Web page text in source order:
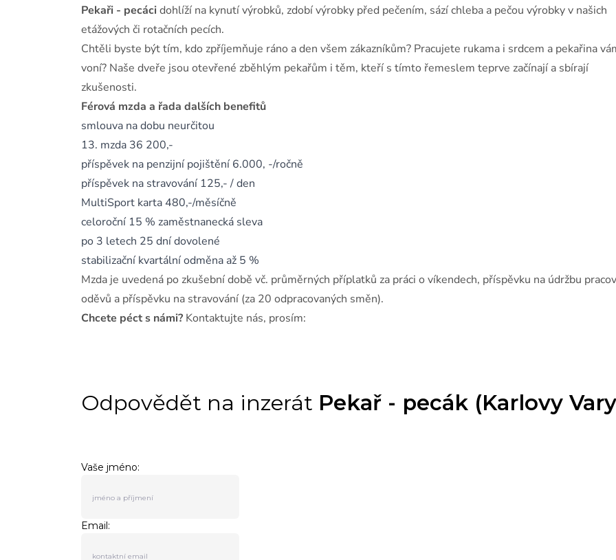
Pekaři - pecácidohlíží na kynutí výrobků, zdobí výrobky před pečením, sází chleba a pečou výrobky v našich
etážových či rotačních pecích.
Chtěli byste být tím, kdo zpříjemňuje ráno a den všem zákazníkům? Pracujete rukama i srdcem a pekařina
voní? Naše dveře jsou otevřené zběhlým pekařům i těm, kteří s tímto řemeslem teprve začínají a sbírají
zkušenosti.
Férová mzda a řada dalších benefitů
smlouva na dobu neurčitou
13. mzda 36 200,-
příspěvek na penzijní pojištění 6.000, -/ročně
příspěvek na stravování 125,- / den
MultiSport karta 480,-/měsíčně
celoroční 15 % zaměstnanecká sleva
po 3 letech 25 dní dovolené
stabilizační kvartální odměna až 5 %
Mzda je uvedená po zkušební době vč. průměrných příplatků za práci o víkendech, příspěvku na údržbu
oděvů a příspěvku na stravování (za 20 odpracovaných směn).
Chcete péct s námi? Kontaktujte nás, prosím: